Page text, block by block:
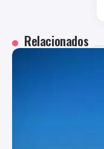
Relacionados